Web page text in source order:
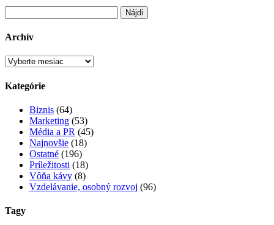
Archív
Archív
Kategórie
Biznis (64)
Marketing (53)
Média a PR (45)
Najnovšie (18)
Ostatné (196)
Príležitosti (18)
Vôňa kávy (8)
Vzdelávanie, osobný rozvoj (96)
Tagy